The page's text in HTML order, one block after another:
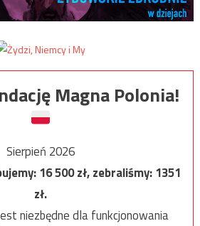
Magna Polonia!
Sierpień 2026
16 500zł, zebraliśmy:1351
zł.
niezbędne dla funkcjonowania